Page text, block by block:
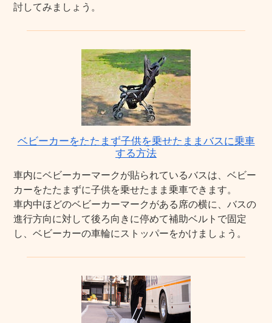
討してみましょう。
ベビーカーをたたまず子供を乗せたままバスに乗車
する方法
車内にベビーカーマークが貼られているバスは、ベビー
カーをたたまずに子供を乗せたまま乗車できます。
車内中ほどのベビーカーマークがある席の横に、バスの
進行方向に対して後ろ向きに停めて補助ベルトで固定
し、ベビーカーの車輪にストッパーをかけましょう。